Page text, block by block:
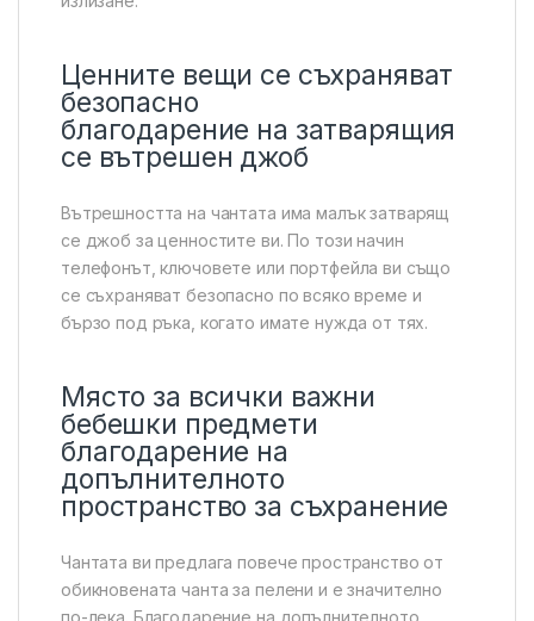
Ценните вещи се съхраняват
безопасно
благодарение на затварящия
се вътрешен джоб
Вътрешността на чантата има малък затварящ
се джоб за ценностите ви. По този начин
телефонът, ключовете или портфейла ви също
се съхраняват безопасно по всяко време и
бързо под ръка, когато имате нужда от тях.
Място за всички важни
бебешки предмети
благодарение на
допълнителното
пространство за съхранение
Чантата ви предлага повече пространство от
обикновената чанта за пелени и е значително